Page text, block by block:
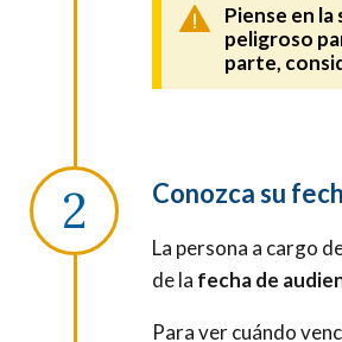
Piense en
peligroso
parte,
Conozca su
La persona a cargo
de la fechade
Para ver cuándo